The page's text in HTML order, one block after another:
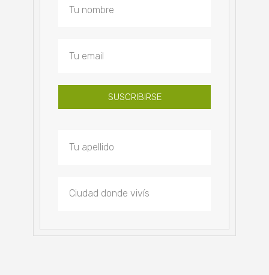
SUSCRIBIRSE